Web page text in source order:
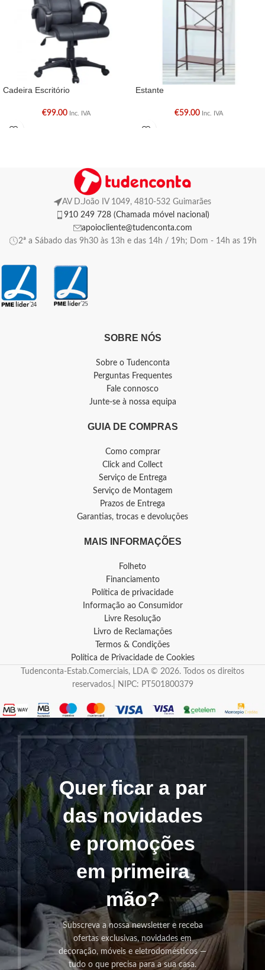
Cadeira Escritório
€99.00 Inc. IVA
Estante
€59.00 Inc. IVA
AV D.João IV 1049, 4810-532 Guimarães
910 249 728 (Chamada móvel nacional)
apoiocliente@tudenconta.com
2ª a Sábado das 9h30 às 13h e das 14h / 19h; Dom - 14h as 19h
SOBRE NÓS
Sobre o Tudenconta
Perguntas Frequentes
Fale connosco
Junte-se à nossa equipa
GUIA DE COMPRAS
Como comprar
Click and Collect
Serviço de Entrega
Serviço de Montagem
Prazos de Entrega
Garantias, trocas e devoluções
MAIS INFORMAÇÕES
Folheto
Financiamento
Política de privacidade
Informação ao Consumidor
Livre Resolução
Livro de Reclamações
Termos & Condições
Política de Privacidade de Cookies
Tudenconta-Estab.Comerciais, LDA © 2026. Todos os direitos
reservados.| NIPC: PT501800379
Quer ficar a par
das novidades
e promoções
em primeira
mão?
Subscreva a nossa newsletter e receba
ofertas exclusivas, novidades em
decoração, móveis e eletrodomésticos —
tudo o que precisa para a sua casa.